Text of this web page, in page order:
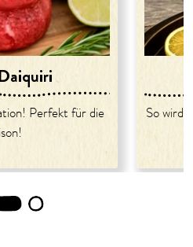
Perfekt für die
So wird
1 2